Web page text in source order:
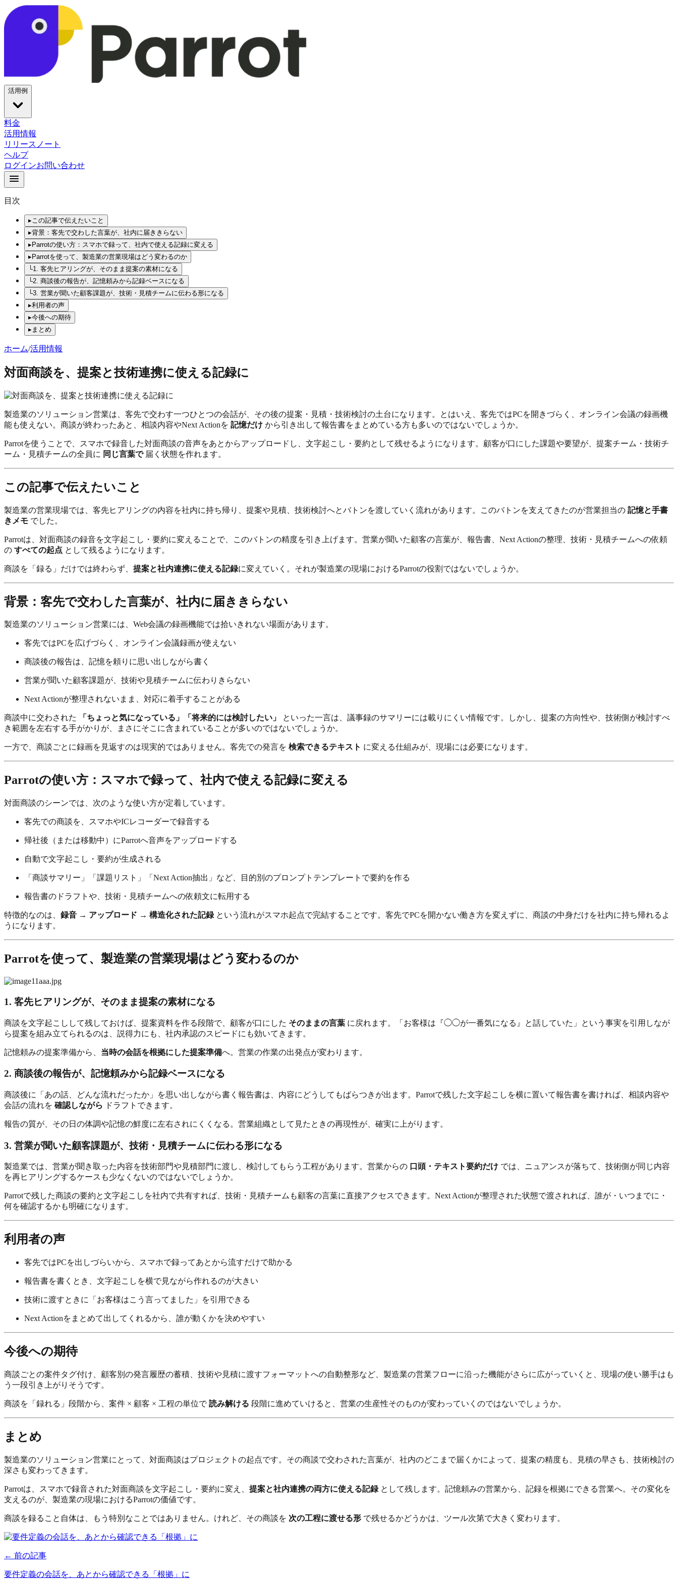
活用例
料金
活用情報
リリースノート
ヘルプ
ログインお問い合わせ
目次
▸この記事で伝えたいこと
▸背景：客先で交わした言葉が、社内に届ききらない
▸Parrotの使い方：スマホで録って、社内で使える記録に変える
▸Parrotを使って、製造業の営業現場はどう変わるのか
└1. 客先ヒアリングが、そのまま提案の素材になる
└2. 商談後の報告が、記憶頼みから記録ベースになる
└3. 営業が聞いた顧客課題が、技術・見積チームに伝わる形になる
▸利用者の声
▸今後への期待
▸まとめ
ホーム/活用情報
対面商談を、提案と技術連携に使える記録に
製造業のソリューション営業は、客先で交わす一つひとつの会話が、その後の提案・見積・技術検討の土台になります。とはいえ、客先ではPCを開きづらく、オンライン会議の録画機
能も使えない。商談が終わったあと、相談内容やNext Actionを 記憶だけ から引き出して報告書をまとめている方も多いのではないでしょうか。
Parrotを使うことで、スマホで録音した対面商談の音声をあとからアップロードし、文字起こし・要約として残せるようになります。顧客が口にした課題や要望が、提案チーム・技術チ
ーム・見積チームの全員に 同じ言葉で届く状態を作れます。
この記事で伝えたいこと
製造業の営業現場では、客先ヒアリングの内容を社内に持ち帰り、提案や見積、技術検討へとバトンを渡していく流れがあります。このバトンを支えてきたのが営業担当の 記憶と手書
きメモ でした。
Parrotは、対面商談の録音を文字起こし・要約に変えることで、このバトンの精度を引き上げます。営業が聞いた顧客の言葉が、報告書、Next Actionの整理、技術・見積チームへの依頼
の すべての起点 として残るようになります。
商談を「録る」だけでは終わらず、 提案と社内連携に使える記録に変えていく。それが製造業の現場におけるParrotの役割ではないでしょうか。
背景：客先で交わした言葉が、社内に届ききらない
製造業のソリューション営業には、Web会議の録画機能では拾いきれない場面があります。
客先ではPCを広げづらく、オンライン会議録画が使えない
商談後の報告は、記憶を頼りに思い出しながら書く
営業が聞いた顧客課題が、技術や見積チームに伝わりきらない
Next Actionが整理されないまま、対応に着手することがある
商談中に交わされた 「ちょっと気になっている」「将来的には検討したい」
といった一言は、議事録のサマリーには載りにくい情報です。しかし、提案の方向性や、技術側が検討すべ
き範囲を左右する手がかりが、まさにそこに含まれていることが多いのではないでしょうか。
一方で、商談ごとに録画を見返すのは現実的ではありません。客先での発言を 検索できるテキスト に変える仕組みが、現場には必要になります。
Parrotの使い方：スマホで録って、社内で使える記録に変える
対面商談のシーンでは、次のような使い方が定着しています。
客先での商談を、スマホやICレコーダーで録音する
帰社後（または移動中）にParrotへ音声をアップロードする
自動で文字起こし・要約が生成される
「商談サマリー」「課題リスト」「Next Action抽出」など、目的別のプロンプトテンプレートで要約を作る
報告書のドラフトや、技術・見積チームへの依頼文に転用する
特徴的なのは、 録音 → アップロード → 構造化された記録という流れがスマホ起点で完結することです。客先でPCを開かない働き方を変えずに、商談の中身だけを社内に持ち帰れるよ
うになります。
Parrotを使って、製造業の営業現場はどう変わるのか
1. 客先ヒアリングが、そのまま提案の素材になる
商談を文字起こしして残しておけば、提案資料を作る段階で、顧客が口にした そのままの言葉 に戻れます。「お客様は『◯◯が一番気になる』と話していた」という事実を引用しなが
ら提案を組み立てられるのは、説得力にも、社内承認のスピードにも効いてきます。
記憶頼みの提案準備から、 当時の会話を根拠にした提案準備へ。営業の作業の出発点が変わります。
2. 商談後の報告が、記憶頼みから記録ベースになる
商談後に「あの話、どんな流れだったか」を思い出しながら書く報告書は、内容にどうしてもばらつきが出ます。Parrotで残した文字起こしを横に置いて報告書を書ければ、相談内容や
会話の流れを 確認しながら ドラフトできます。
報告の質が、その日の体調や記憶の鮮度に左右されにくくなる。営業組織として見たときの再現性が、確実に上がります。
3. 営業が聞いた顧客課題が、技術・見積チームに伝わる形になる
製造業では、営業が聞き取った内容を技術部門や見積部門に渡し、検討してもらう工程があります。営業からの 口頭・テキスト要約だけ では、ニュアンスが落ちて、技術側が同じ内容
を再ヒアリングするケースも少なくないのではないでしょうか。
Parrotで残した商談の要約と文字起こしを社内で共有すれば、技術・見積チームも顧客の言葉に直接アクセスできます。Next Actionが整理された状態で渡されれば、誰が・いつまでに・
何を確認するかも明確になります。
利用者の声
客先ではPCを出しづらいから、スマホで録ってあとから流すだけで助かる
報告書を書くとき、文字起こしを横で見ながら作れるのが大きい
技術に渡すときに「お客様はこう言ってました」を引用できる
Next Actionをまとめて出してくれるから、誰が動くかを決めやすい
今後への期待
商談ごとの案件タグ付け、顧客別の発言履歴の蓄積、技術や見積に渡すフォーマットへの自動整形など、製造業の営業フローに沿った機能がさらに広がっていくと、現場の使い勝手はも
う一段引き上がりそうです。
商談を「録れる」段階から、案件 × 顧客 × 工程の単位で読み解ける 段階に進めていけると、営業の生産性そのものが変わっていくのではないでしょうか。
まとめ
製造業のソリューション営業にとって、対面商談はプロジェクトの起点です。その商談で交わされた言葉が、社内のどこまで届くかによって、提案の精度も、見積の早さも、技術検討の
深さも変わってきます。
Parrotは、スマホで録音された対面商談を文字起こし・要約に変え、 提案と社内連携の両方に使える記録として残します。記憶頼みの営業から、記録を根拠にできる営業へ。その変化を
支えるのが、製造業の現場におけるParrotの価値です。
商談を録ること自体は、もう特別なことではありません。けれど、その商談を 次の工程に渡せる形 で残せるかどうかは、ツール次第で大きく変わります。
← 前の記事
要件定義の会話を、あとから確認できる「根拠」に